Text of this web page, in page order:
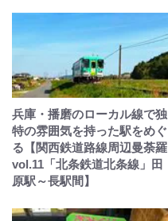
兵庫・播磨のローカル線で独
特の雰囲気を持った駅をめぐ
る【関西鉄道路線周辺曼荼羅
vol.11「北条鉄道北条線」田
原駅～長駅間】